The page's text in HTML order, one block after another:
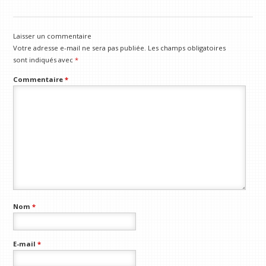
Laisser un commentaire
Votre adresse e-mail ne sera pas publiée. Les champs obligatoires
sont indiqués avec*
Commentaire*
Nom*
E-mail*